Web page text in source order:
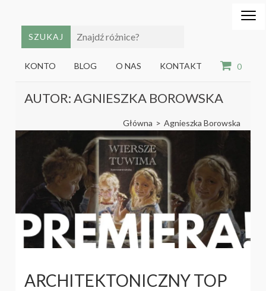
KONTO BLOG O NAS KONTAKT 0
to
(Press
Gry,
ze
sztuką
AUTOR:AGNIESZKA BOROWSKA
Główna > Agnieszka Borowska
ARCHITEKTONICZNY TOP